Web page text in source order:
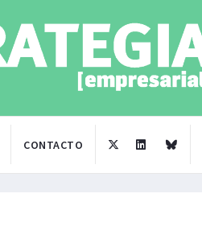
CONTACTO